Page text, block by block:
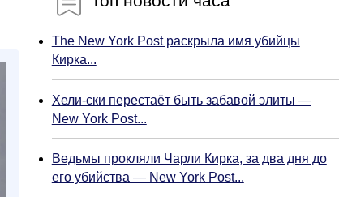
The New York Post раскрыла имя убийцы
Кирка...
Хели-ски перестаёт быть забавой элиты —
New York Post...
Ведьмы прокляли Чарли Кирка, за два дня до
его убийства — New York Post...